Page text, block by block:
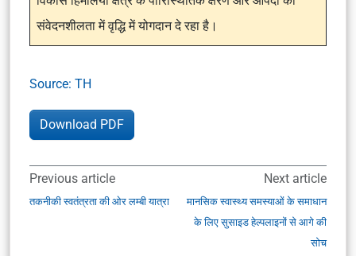
संवेदनशीलता में वृद्धि में योगदान दे रहा है।
Source: TH
Download PDF
Previous article
तकनीकी स्वतंत्रता की ओर लम्बी यात्रा
Next article
मानसिक स्वास्थ्य समस्याओं के समाधान
के लिए सुसाइड हेल्पलाइनों से आगे की
सोच